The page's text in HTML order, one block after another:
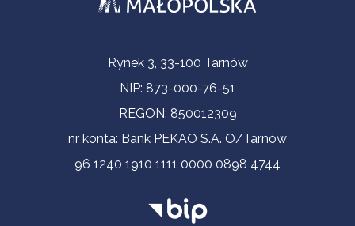
Informacje kontaktoweRynek 3, 33-100 Tarnów
NIP: 873-000-76-51
REGON: 850012309
nr konta: Bank PEKAO S.A. O/Tarnów
96 1240 1910 1111 0000 0898 4744